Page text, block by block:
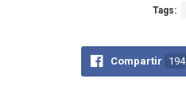
Tags:
Compartir 194